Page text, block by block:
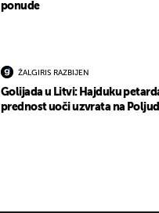
ponude
ŽALGIRIS RAZBIJEN
Golijada u Litvi: Hajduku
prednost uoči uzvrata na